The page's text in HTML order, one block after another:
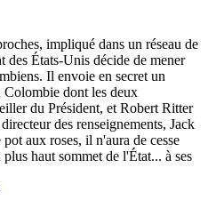
impliqué dans un réseau de
des États-Unis décide de mener
Il envoie en secret un
Colombie dont les deux
du Président, et Robert Ritter
des renseignements, Jack
aux roses, il n'aura de cesse
haut sommet de l'État... à ses